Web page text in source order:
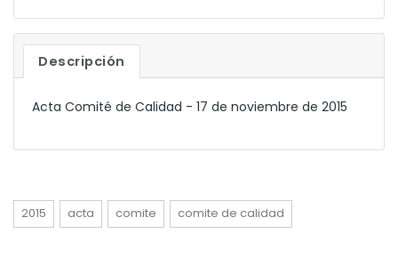
Descripción
Acta Comité de Calidad - 17 de noviembre de 2015
2015 acta comite comite de calidad